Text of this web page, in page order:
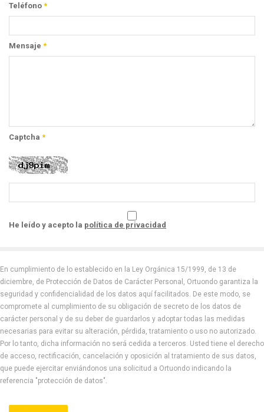
Teléfono *
Mensaje *
Captcha *
He leído y acepto la política de privacidad
En cumplimiento de lo establecido en la Ley Orgánica 15/1999, de 13 de
diciembre, de Protección de Datos de Carácter Personal, Ortuondo garantiza la
seguridad y confidencialidad de los datos aquí facilitados. De este modo, se
compromete al cumplimiento de su obligación de secreto de los datos de
carácter personal y de su deber de guardarlos y adoptar todas las medidas
necesarias para evitar su alteración, pérdida, tratamiento o uso no autorizado.
Por lo tanto, dicha información no será cedida a terceros. Usted tiene el derecho
de acceso, rectificación, cancelación y oposición al tratamiento de sus datos,
que puede ejercitar enviándonos una solicitud a Ortuondo indicando la
referencia "protección de datos".